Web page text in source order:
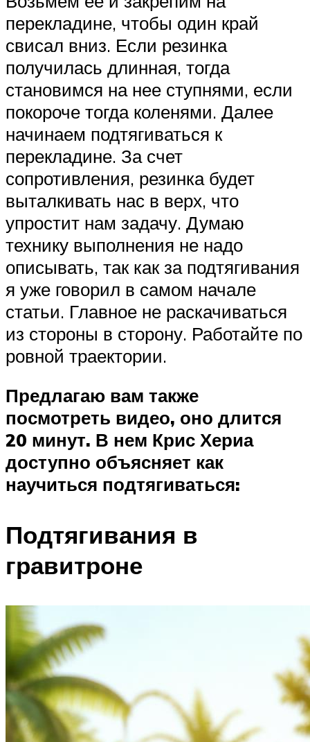
перекладине, чтобы один край
свисал вниз. Если резинка
получилась длинная, тогда
становимся на нее ступнями, если
покороче тогда коленями. Далее
начинаем подтягиваться к
перекладине. За счет
сопротивления, резинка будет
выталкивать нас в верх, что
упростит нам задачу. Думаю
технику выполнения не надо
описывать, так как за подтягивания
я уже говорил в самом начале
статьи. Главное не раскачиваться
из стороны в сторону. Работайте по
ровной траектории.
Предлагаю вам также
посмотреть видео, оно длится
20 минут. В нем Крис Хериа
доступно объясняет как
научиться подтягиваться:
Подтягивания в
гравитроне